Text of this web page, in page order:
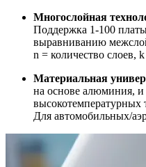
Многослойная
Поддержка 1-100
выравниванию
n = количество слоев,
Материальная
на основе алюминия, и
высокотемпературных
Для автомобильных/